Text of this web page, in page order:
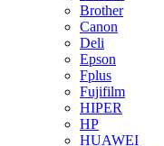
Brother
Canon
Deli
Epson
Fplus
Fujifilm
HIPER
HP
HUAWEI